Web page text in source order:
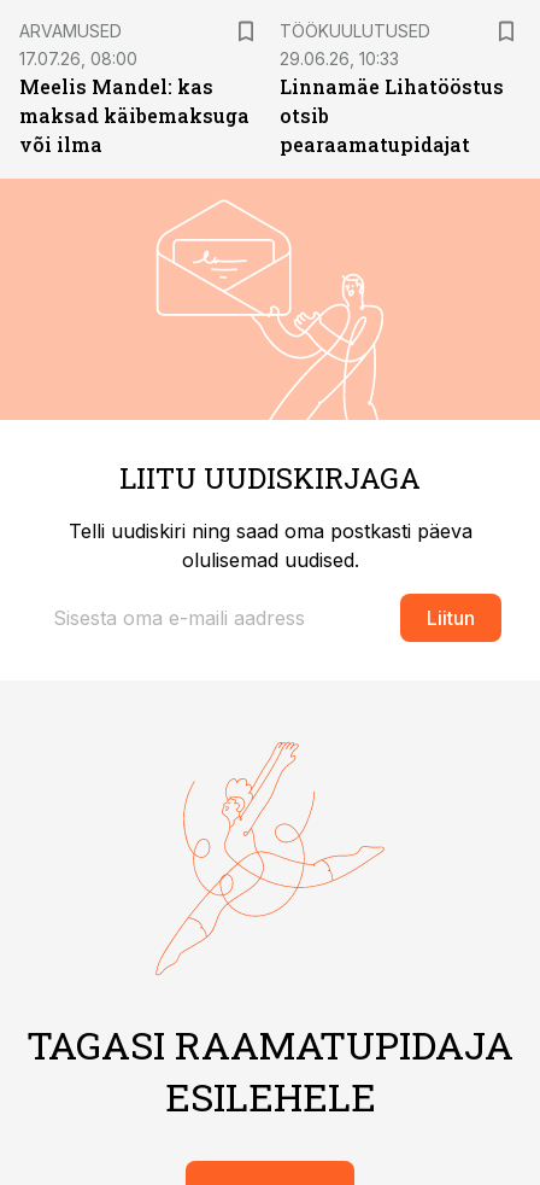
ARVAMUSED
17.07.26, 08:00
Meelis Mandel: kas
maksad käibemaksuga
või ilma
TÖÖKUULUTUSED
29.06.26, 10:33
Linnamäe Lihatööstus
otsib
pearaamatupidajat
LIITU UUDISKIRJAGA
Telli uudiskiri ning saad oma postkasti päeva
olulisemad uudised.
Liitun
TAGASI RAAMATUPIDAJA
ESILEHELE